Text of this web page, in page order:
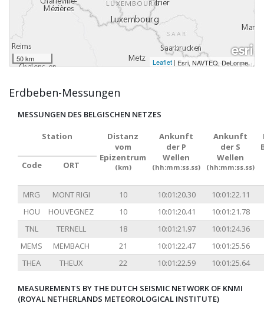
50 km Leaflet | Esri, NAVTEQ, DeLorme,
Erdbeben-Messungen
MESSUNGEN DES BELGISCHEN NETZES
Station
Distanz
vom
Epizentrum
(km)
Ankunft
der P
Wellen
(hh:mm:ss.ss)
Ankunft
der S
Wellen
(hh:mm:ss.ss)
Code
ORT
MRG MONT RIGI 10 10:01:20.30
10:01:22.11
HOU
HOUVEGNEZ 10 10:01:20.41
10:01:21.78
TNL
TERNELL 18 10:01:21.97
10:01:24.36
MEMS
MEMBACH 21 10:01:22.47
10:01:25.56
THEA
THEUX 22 10:01:22.59 10:01:25.64
MEASUREMENTS BY THE DUTCH SEISMIC NETWORK OF KNMI
(ROYAL NETHERLANDS METEOROLOGICAL INSTITUTE)